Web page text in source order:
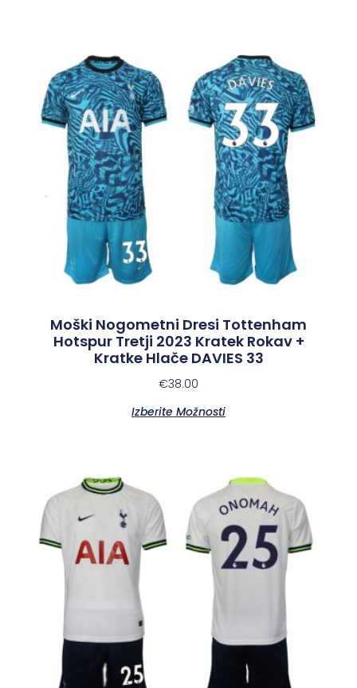
Moški Nogometni Dresi Tottenham
Hotspur Tretji 2023 Kratek Rokav +
Kratke Hlače DAVIES 33
€38.00
Izberite Možnosti